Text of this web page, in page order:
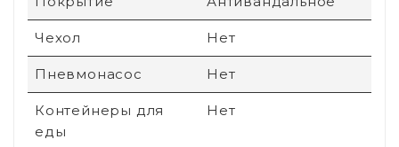
Чехол Нет
Пневмонасос Нет
Контейнеры для
еды
Нет